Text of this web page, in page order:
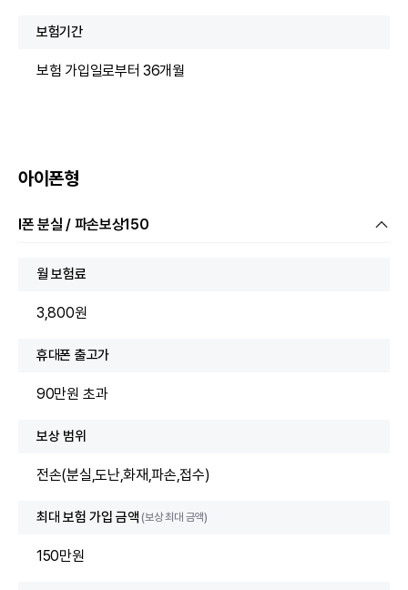
보험기간
보험 가입일로부터 36개월
아이폰형
I폰 분실 / 파손보상150
월 보험료
3,800원
휴대폰 출고가
90만원 초과
보상 범위
전손(분실,도난,화재,파손,접수)
최대 보험 가입 금액 (보상 최대 금액)
150만원